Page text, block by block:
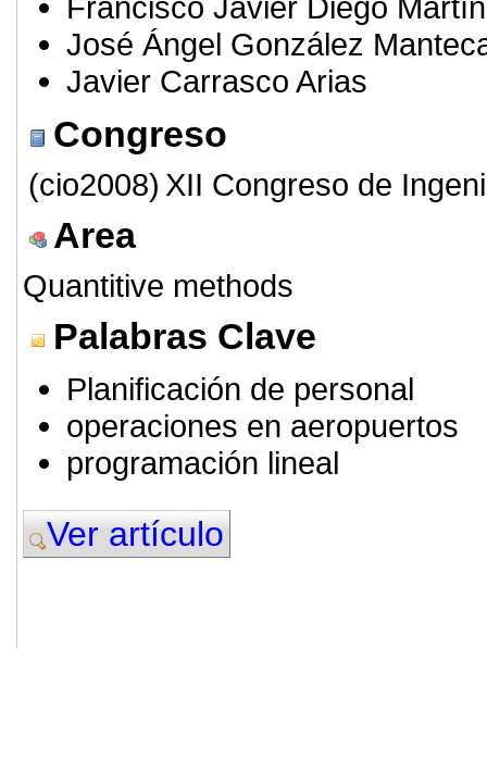
Francisco Javier Diego Martín
José Ángel González
Javier Carrasco Arias
Congreso
(cio2008) XII Congreso de
Area
Quantitive methods
Palabras Clave
Planificación de personal
operaciones en aeropuertos
programación lineal
Ver artículo